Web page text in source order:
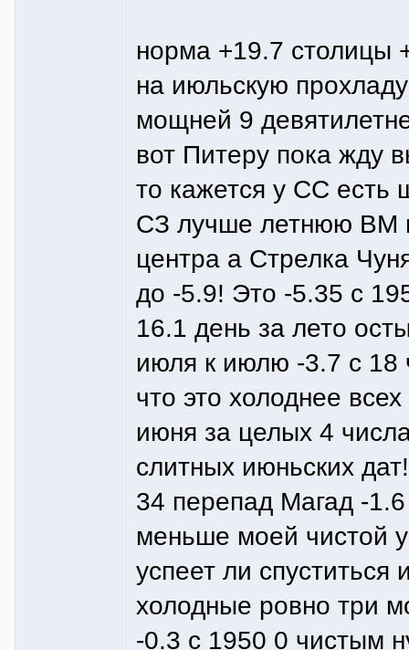
норма +19.7 столицы
на июльскую
мощней 9
вот Питеру пока жду
то кажется у СС есть
СЗ лучше летнюю ВМ
центра а Стрелка
до -5.9! Это -5.35 с
16.1 день за лето
июля к июлю -3.7 с 18
что это холоднее
июня за целых 4
слитных июньских
34 перепад Магад -
меньше моей чистой
успеет ли
холодные ровно три
-0.3 с 1950 0 чистым